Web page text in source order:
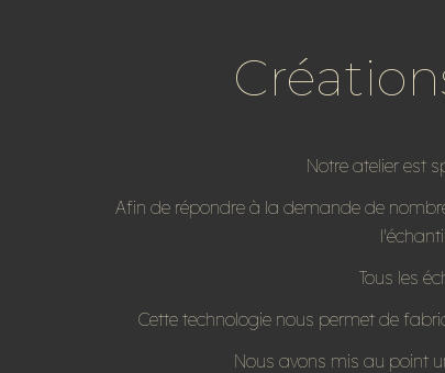
Notre atelier est
Afin de répondre à la demande de
Tous les
Cette technologie nous permet de
Nous avons mis au point